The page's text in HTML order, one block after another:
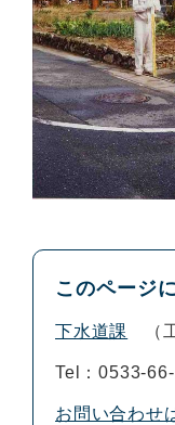
このページ
下水道課
Tel：0533-
お問い合わせ